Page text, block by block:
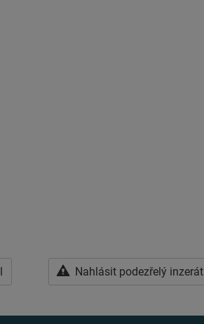
Nahlásit podezřelý inzerát